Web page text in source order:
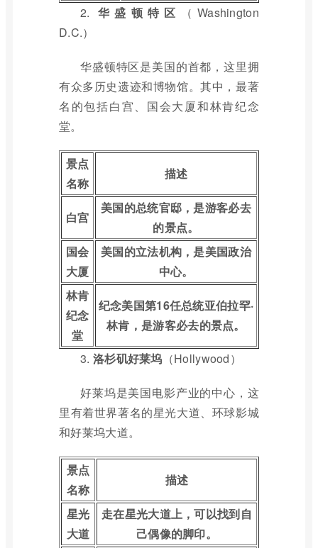
2. 华盛顿特区
（Washington
D.C.）
华盛顿特区是美国的首都，这里拥
有众多历史遗迹和博物馆。其中，最著
名的包括白宫、国会大厦和林肯纪念
堂。
景点
名称
描述
白宫
美国的总统官邸，是游客必去
的景点。
国会
大厦
美国的立法机构，是美国政治
中心。
林肯
纪念
堂
纪念美国第16任总统亚伯拉罕·
林肯，是游客必去的景点。
3. 洛杉矶好莱坞 （Hollywood）
好莱坞是美国电影产业的中心，这
里有着世界著名的星光大道、环球影城
和好莱坞大道。
景点
名称
描述
星光
大道
走在星光大道上，可以找到自
己偶像的脚印。